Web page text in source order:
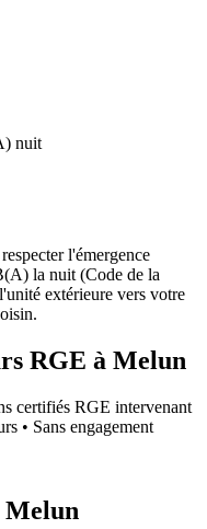
nuit
l'émergence
la nuit (Code de la
extérieure vers votre
RGE à Melun
certifiés RGE intervenant
• Sans engagement
Melun